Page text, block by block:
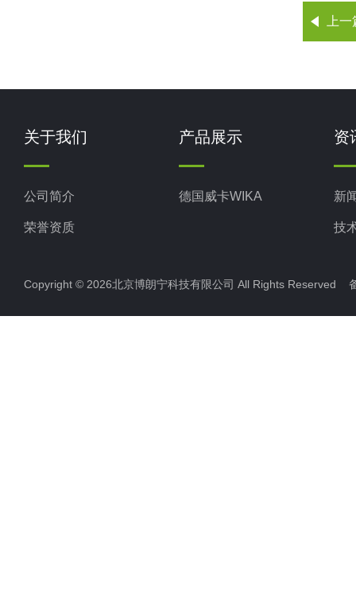
上
关于我们
公司简介
荣誉资质
产品展示
德国威卡WIKA
资
新
技
Copyright © 2026北京博朗宁科技有限公司 All Rights Reserved